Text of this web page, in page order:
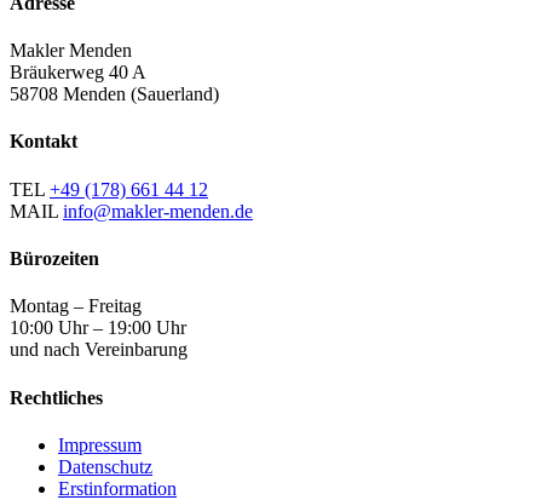
Makler Menden
Bräukerweg 40 A
58708 Menden (Sauerland)
Kontakt
TEL +49 (178) 661 44 12
MAIL info@makler-menden.de
Bürozeiten
Montag – Freitag
10:00 Uhr – 19:00 Uhr
und nach Vereinbarung
Rechtliches
Impressum
Datenschutz
Erstinformation